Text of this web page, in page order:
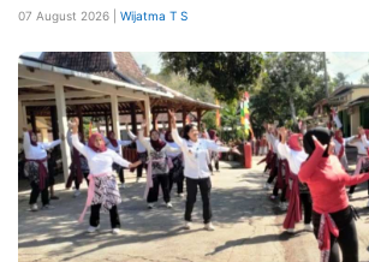
07 August 2026 | Wijatma T S